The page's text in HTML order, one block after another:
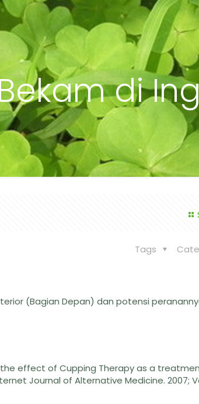
di
Tags
(Bagian Depan) dan potensi
the effect of Cupping Therapy as a
Journal of Alternative Medicine. 2007;